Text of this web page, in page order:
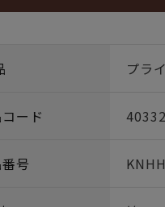
プラ
ード
号